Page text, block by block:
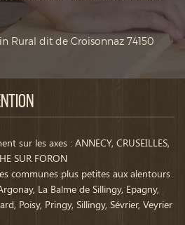
Rural dit de Croisonnaz 74150
sur les axes : ANNECY, CRUSEILLES,
SUR FORON
communes plus petites aux alentours
La Balme de Sillingy, Epagny,
Poisy, Pringy, Sillingy, Sévrier, Veyrier